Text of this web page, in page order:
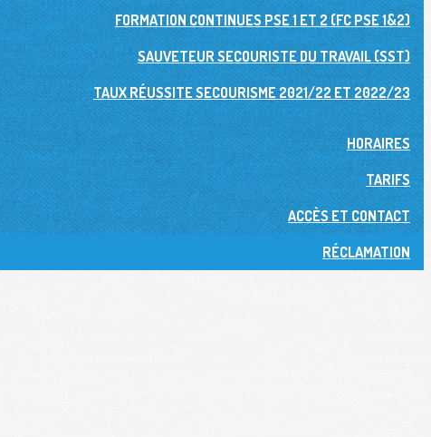
FORMATION CONTINUES PSE 1 ET 2 (FC PSE 1&2)
SAUVETEUR SECOURISTE DU TRAVAIL (SST)
TAUX RÉUSSITE SECOURISME 2021/22 ET 2022/23
HORAIRES
TARIFS
ACCÈS ET CONTACT
RÉCLAMATION